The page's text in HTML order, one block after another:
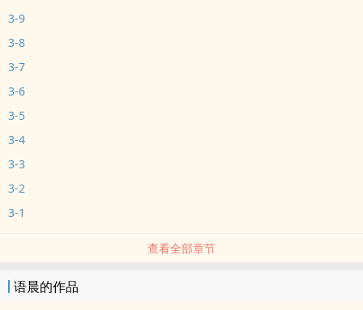
3-9
3-8
3-7
3-6
3-5
3-4
3-3
3-2
3-1
查看全部章节
语晨的作品